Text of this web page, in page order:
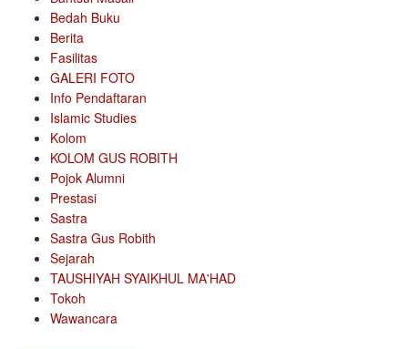
Bedah Buku
Berita
Fasilitas
GALERI FOTO
Info Pendaftaran
Islamic Studies
Kolom
KOLOM GUS ROBITH
Pojok Alumni
Prestasi
Sastra
Sastra Gus Robith
Sejarah
TAUSHIYAH SYAIKHUL MA'HAD
Tokoh
Wawancara